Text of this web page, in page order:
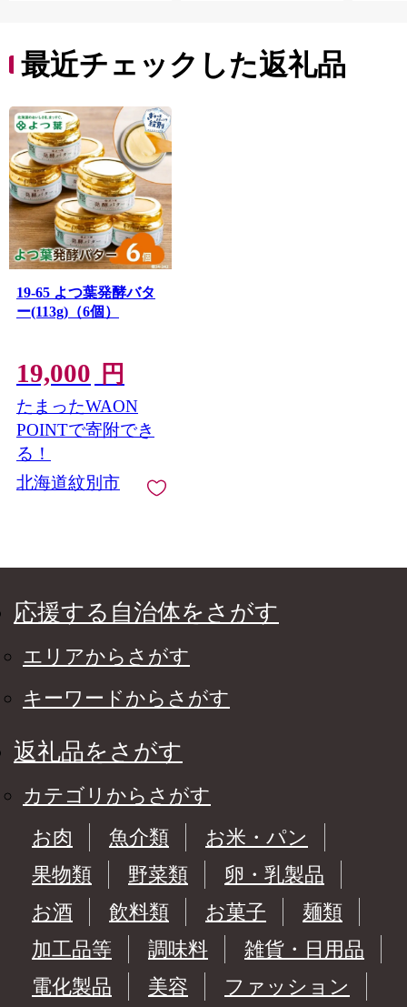
最近チェックした返礼品
19-65 よつ葉発酵バタ
ー(113g)（6個）
19,000 円
たまったWAON
POINTで寄附でき
る！
北海道紋別市
応援する自治体をさがす
エリアからさがす
キーワードからさがす
返礼品をさがす
カテゴリからさがす
お肉
魚介類
お米・パン
果物類
野菜類
卵・乳製品
お酒
飲料類 お菓子
麺類
加工品等
調味料
雑貨・日用品
電化製品
美容
ファッション